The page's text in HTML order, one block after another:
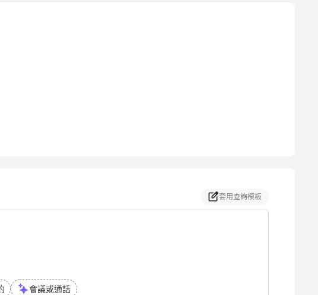
套用查詢模板
會議或通話